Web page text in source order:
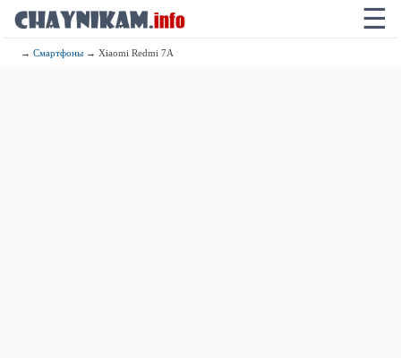
☰
→Смартфоны → Xiaomi Redmi 7A